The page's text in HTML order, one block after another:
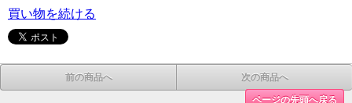
買い物を続ける
前の商品へ 次の商品へ
ページの先頭へ戻る